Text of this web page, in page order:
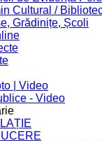
Cultural /
Grădinițe, Școli
| Video
- Video